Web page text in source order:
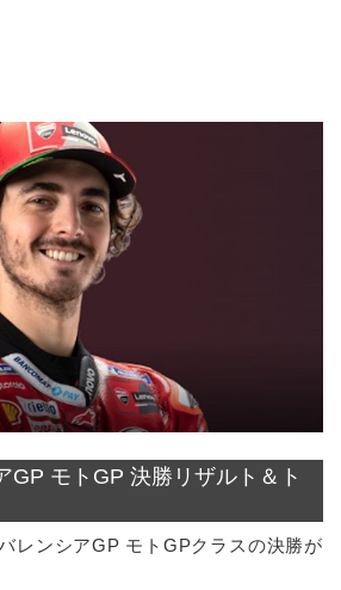
GP モトGP 決勝リザルト＆ト
レンシアGP モトGPクラスの決勝が